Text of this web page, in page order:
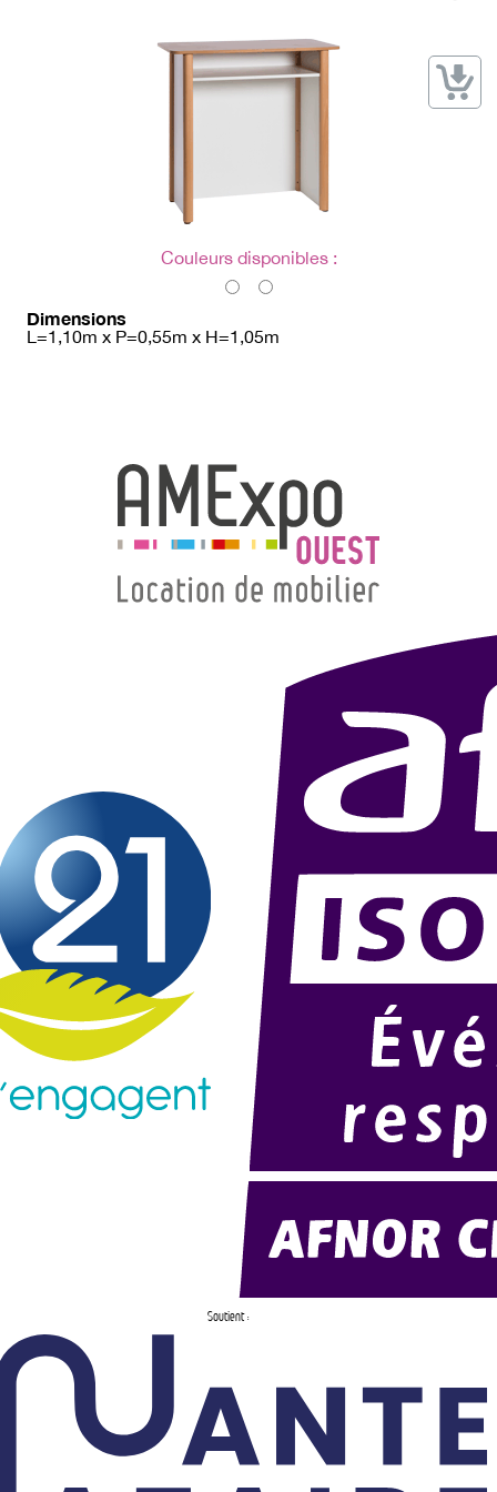
→ Noms / Références
Couleurs disponibles :
Dimensions
L=1,10m x P=0,55m x H=1,05m
Soutient :